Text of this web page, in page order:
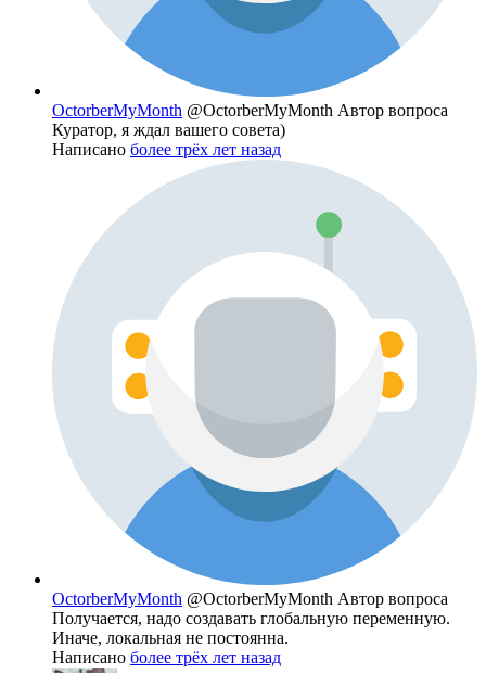
OctorberMyMonth @OctorberMyMonth Автор вопроса
Куратор, я ждал вашего совета)
Написано более трёх лет назад
OctorberMyMonth @OctorberMyMonth Автор вопроса
Получается, надо создавать глобальную переменную.
Иначе, локальная не постоянна.
Написано более трёх лет назад